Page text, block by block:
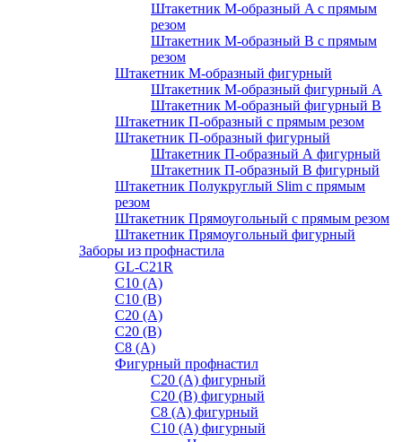
Штакетник М-образный A с прямым
резом
Штакетник М-образный B с прямым
резом
Штакетник М-образный фигурный
Штакетник М-образный фигурный A
Штакетник М-образный фигурный B
Штакетник П-образный с прямым резом
Штакетник П-образный фигурный
Штакетник П-образный А фигурный
Штакетник П-образный В фигурный
Штакетник Полукруглый Slim с прямым
резом
Штакетник Прямоугольный с прямым резом
Штакетник Прямоугольный фигурный
Заборы из профнастила
GL-С21R
С10 (A)
С10 (В)
С20 (А)
С20 (В)
С8 (A)
Фигурный профнастил
С20 (A) фигурный
С20 (В) фигурный
С8 (A) фигурный
С10 (A) фигурный